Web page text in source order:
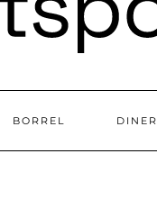
BORREL DINER